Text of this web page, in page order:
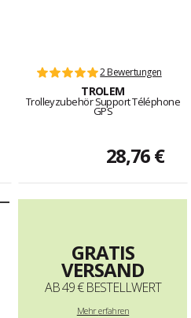
2 Bewertungen
TROLEM
Trolleyzubehör Support Téléphone
GPS
28,76 €
GRATIS
VERSAND
AB 49 € BESTELLWERT
Mehrerfahren